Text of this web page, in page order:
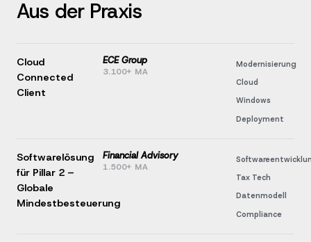
Aus der Praxis
Cloud
Connected
Client
ECE Group
3.100+ MA
Modernisierung
Cloud
Windows
Deployment
Softwarelösung
für Pillar 2 –
Globale
Mindestbesteuerung
Financial Advisory
1.500+ MA
Tax Tech
Datenmodell
Compliance